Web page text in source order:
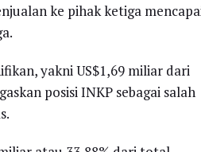
ke pihak ketiga
yakni US$1,69 miliar dari
posisi INKP sebagai salah